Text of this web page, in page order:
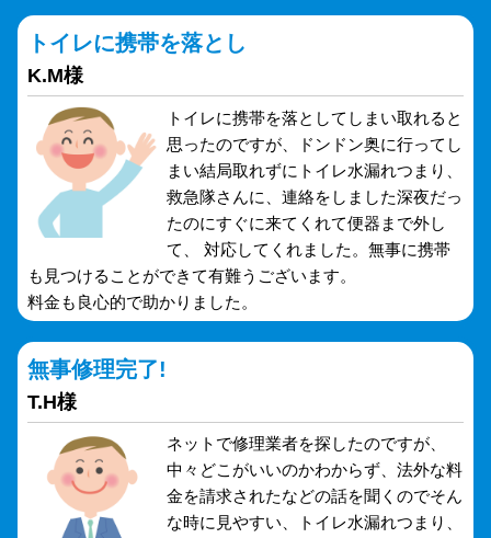
トイレに携帯を落とし
K.M様
トイレに携帯を落としてしまい取れると
思ったのですが、ドンドン奥に行ってし
まい結局取れずにトイレ水漏れつまり、
救急隊さんに、連絡をしました深夜だっ
たのにすぐに来てくれて便器まで外し
て、 対応してくれました。無事に携帯
も見つけることができて有難うございます。
料金も良心的で助かりました。
無事修理完了!
T.H様
ネットで修理業者を探したのですが、
中々どこがいいのかわからず、法外な料
金を請求されたなどの話を聞くのでそん
な時に見やすい、トイレ水漏れつまり、